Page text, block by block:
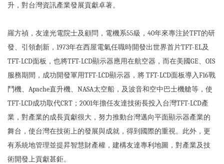
升，對台灣資訊產業發展貢獻卓著。
羅方禎，友達光電院士及顧問，電機系55級，40年來專注於TFT的研
發、引領創新，1973年在西屋電氣任職時開發出世界首片TFT-EL及
TFT-LCD面板，也將TFT-LCD顯示器應用在航空器，而在美國GE、OIS
服務期間，成功開發軍用TFT-LCD顯示器，將 TFT-LCD面板導入F16戰
鬥機、Apache直升機、NASA太空船，及波音和空中巴士機艙等，使
TFT-LCD成功取代CRT；2001年擔任友達技術長投入台灣TFT-LCD產
業，對產業的成長貢獻很大，努力推動台灣邁向平面顯示器產業的
舞台，使台灣在技術上的發展與成就，得到國際的重視。此外，更
有系統地管理並提昇智慧財產權，建構友達專利地圖，對產業及技
術開發上貢獻甚鉅。